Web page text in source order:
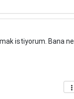
istiyorum. Bana ne